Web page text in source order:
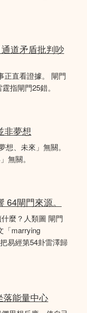
道矛盾批判吵
正直看證據。 閘門
指閘門25錯。
非夢想
想、未來」無關。
無關。
64閘門來源。
麼？人類圖 閘門
「marrying
易經第54卦雷澤歸
落能量中心